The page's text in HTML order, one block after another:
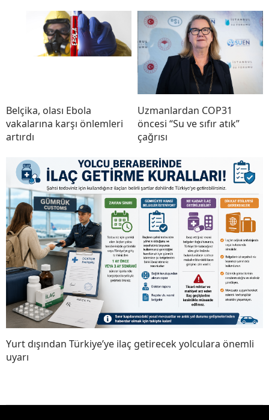
Belçika, olası Ebola
vakalarına karşı önlemleri
artırdı
Uzmanlardan COP31
öncesi “Su ve sıfır atık”
çağrısı
Yurt dışından Türkiye’ye ilaç getirecek yolculara önemli
uyarı